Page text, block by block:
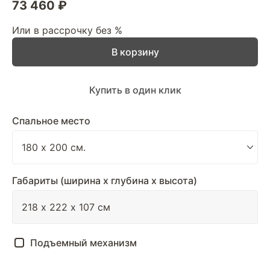
73 460 ₽
Или в рассрочку без %
Спальное место
Габариты (ширина х глубина х высота)
Подъемный механизм
В корзину
Купить в один клик